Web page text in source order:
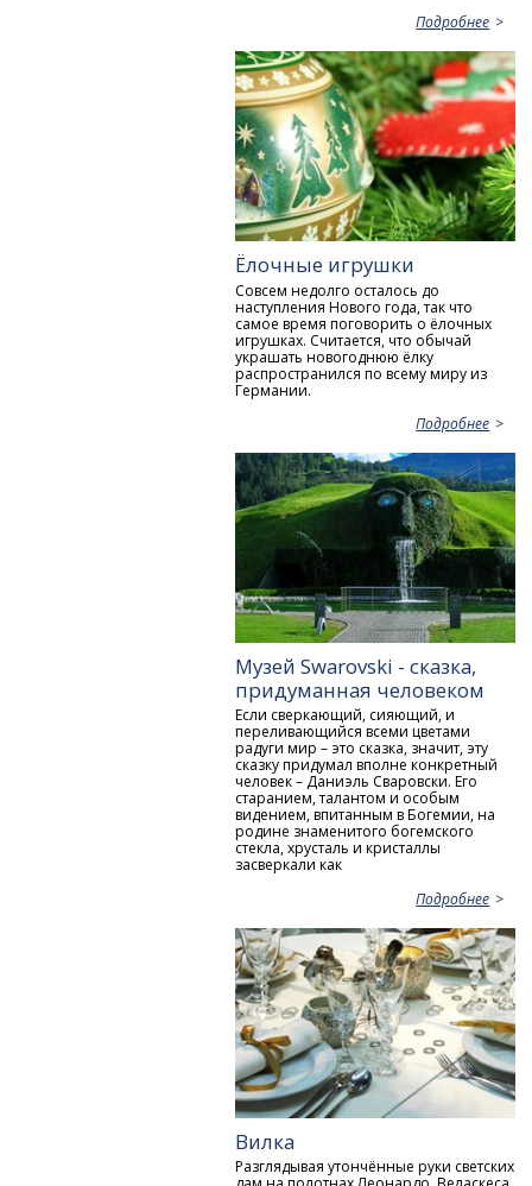
Подробнее
Ёлочные игрушки
Совсем недолго осталось до
наступления Нового года, так что
самое время поговорить о ёлочных
игрушках. Считается, что обычай
украшать новогоднюю ёлку
распространился по всему миру из
Германии.
Подробнее
Музей Swarovski - сказка,
придуманная человеком
Если сверкающий, сияющий, и
переливающийся всеми цветами
радуги мир – это сказка, значит, эту
сказку придумал вполне конкретный
человек – Даниэль Сваровски. Его
старанием, талантом и особым
видением, впитанным в Богемии, на
родине знаменитого богемского
стекла, хрусталь и кристаллы
засверкали как
Подробнее
Вилка
Разглядывая утончённые руки светских